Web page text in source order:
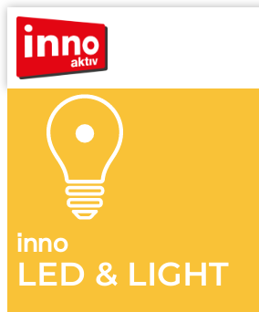
inno
LED & LIGHT